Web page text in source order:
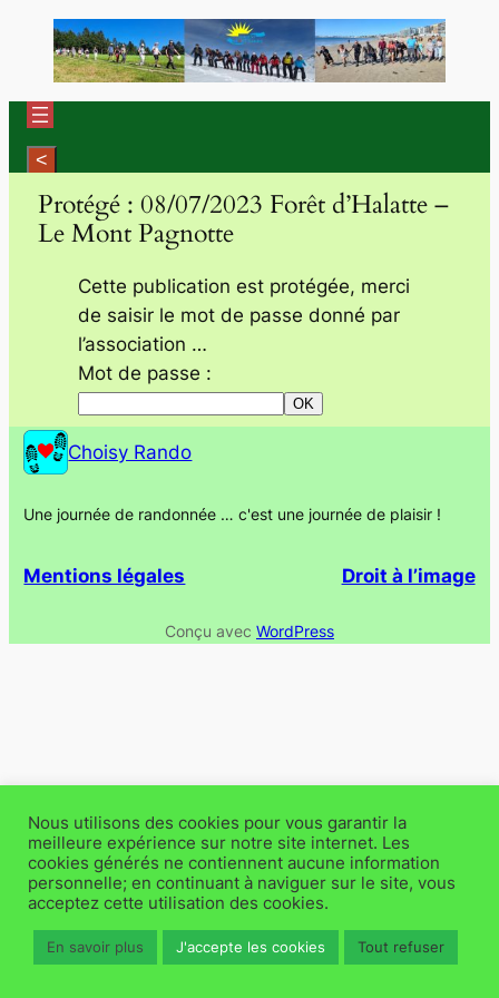
contenu
Protégé : 08/07/2023 Forêt d’Halatte –
Le Mont Pagnotte
Cette publication est protégée, merci
de saisir le mot de passe donné par
l’association …
Mot de passe :
Choisy Rando
Une journée de randonnée … c'est une journée de plaisir !
Mentions légales Droit à l’image
Conçu avec WordPress
Nous utilisons des cookies pour vous garantir la
meilleure expérience sur notre site internet. Les
cookies générés ne contiennent aucune information
personnelle; en continuant à naviguer sur le site, vous
acceptez cette utilisation des cookies.
En savoir plus J'accepte les cookies Tout refuser